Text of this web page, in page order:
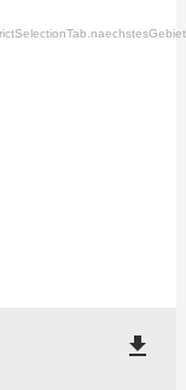
file_download